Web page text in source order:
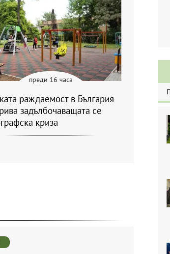
преди 16 часа
раждаемост в България
задълбочаващата се
криза